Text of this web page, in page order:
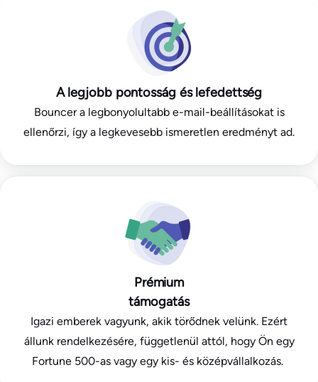
A legjobb pontosság és lefedettség
Bouncer a legbonyolultabb e-mail-beállításokat is
ellenőrzi, így a legkevesebb ismeretlen eredményt ad.
Prémium
támogatás
Igazi emberek vagyunk, akik törődnek velünk. Ezért
állunk rendelkezésére, függetlenül attól, hogy Ön egy
Fortune 500-as vagy egy kis- és középvállalkozás.